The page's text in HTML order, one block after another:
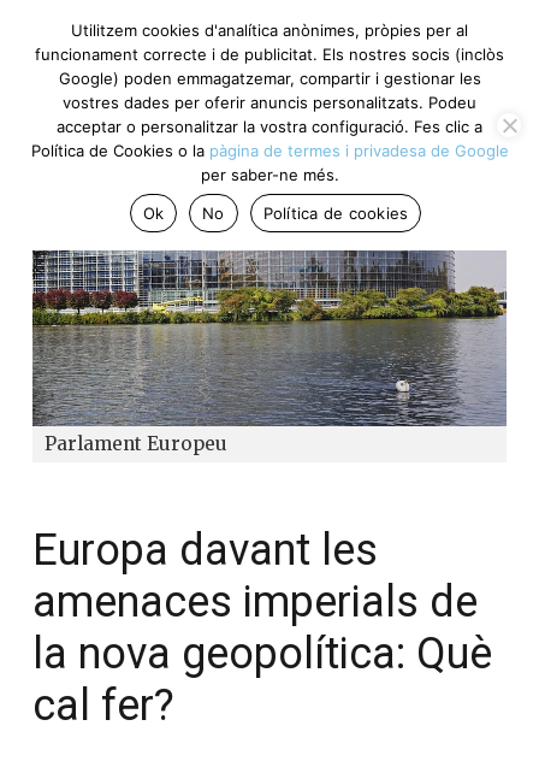
Parlament Europeu
Europa davant les
amenaces imperials de
la nova geopolítica: Què
cal fer?
Utilitzem cookies d'analítica anònimes, pròpies per al
funcionament correcte i de publicitat. Els nostres socis (inclòs
Google) poden emmagatzemar, compartir i gestionar les
vostres dades per oferir anuncis personalitzats. Podeu
acceptar o personalitzar la vostra configuració. Fes clic a
Política de Cookies o la pàgina de termes i privadesa de Google
per saber-ne més.
Ok
No Política de cookies